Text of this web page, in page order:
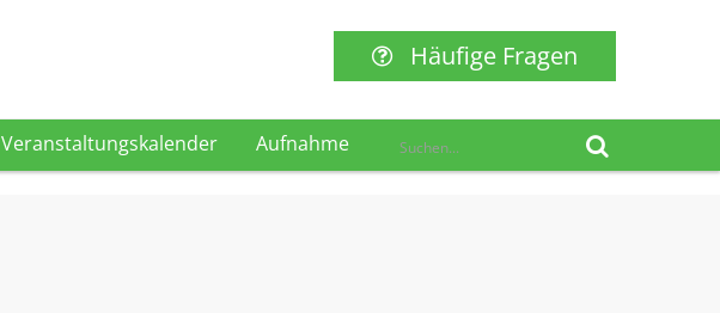
Häufige Fragen
Veranstaltungskalender Aufnahme